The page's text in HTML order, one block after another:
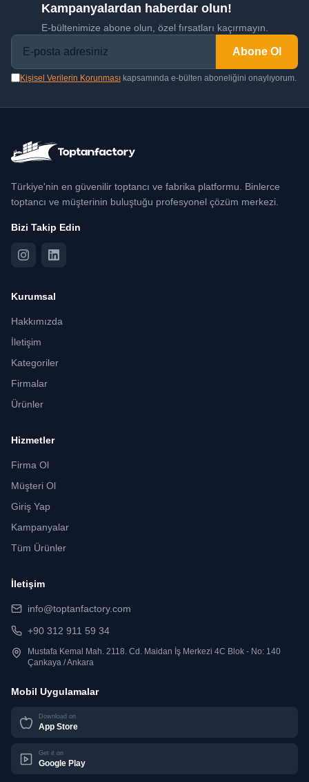
Kampanyalardan haberdar olun!
E-bültenimize abone olun, özel fırsatları kaçırmayın.
Abone Ol
Kişisel Verilerin Korunması kapsamında e-bülten aboneliğini onaylıyorum.
Türkiye'nin en güvenilir toptancı ve fabrika platformu. Binlerce
toptancı ve müşterinin buluştuğu profesyonel çözüm merkezi.
Bizi Takip Edin
Kurumsal
Hakkımızda
İletişim
Kategoriler
Firmalar
Ürünler
Hizmetler
Firma Ol
Müşteri Ol
Giriş Yap
Kampanyalar
Tüm Ürünler
İletişim
info@toptanfactory.com
+90 312 911 59 34
Mustafa Kemal Mah. 2118. Cd. Maidan İş Merkezi 4C Blok - No: 140
Çankaya / Ankara
Mobil Uygulamalar
Download on
App Store
Get it on
Google Play